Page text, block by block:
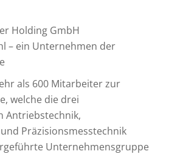
Holding GmbH
– ein Unternehmen der
als 600 Mitarbeiter zur
welche die drei
Antriebstechnik,
Präzisionsmesstechnik
Unternehmensgruppe